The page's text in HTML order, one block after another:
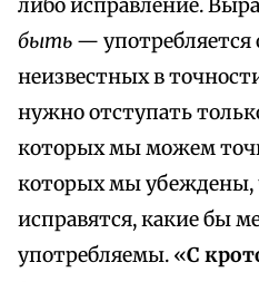
либо исправление.
быть — употребляется
неизвестных в
нужно отступать
которых мы можем
которых мы убеждены,
исправятся, какие бы
употребляемы. «С